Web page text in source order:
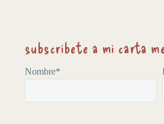
subscríbete a mi carta
Nombre*